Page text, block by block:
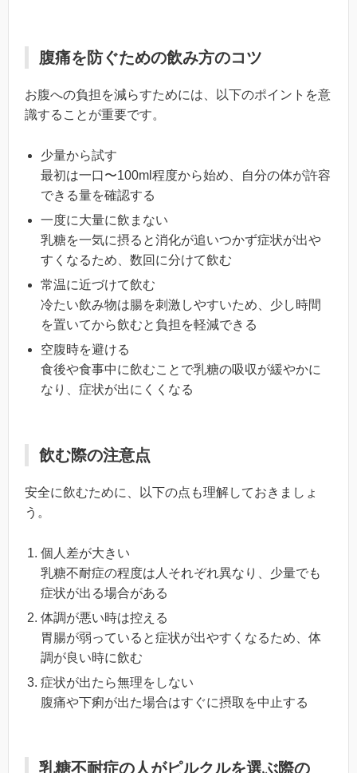
腹痛を防ぐための飲み方のコツ
お腹への負担を減らすためには、以下のポイントを意
識することが重要です。
少量から試す
最初は一口〜100ml程度から始め、自分の体が許容
できる量を確認する
一度に大量に飲まない
乳糖を一気に摂ると消化が追いつかず症状が出や
すくなるため、数回に分けて飲む
常温に近づけて飲む
冷たい飲み物は腸を刺激しやすいため、少し時間
を置いてから飲むと負担を軽減できる
空腹時を避ける
食後や食事中に飲むことで乳糖の吸収が緩やかに
なり、症状が出にくくなる
飲む際の注意点
安全に飲むために、以下の点も理解しておきましょ
う。
個人差が大きい
乳糖不耐症の程度は人それぞれ異なり、少量でも
症状が出る場合がある
体調が悪い時は控える
胃腸が弱っていると症状が出やすくなるため、体
調が良い時に飲む
症状が出たら無理をしない
腹痛や下痢が出た場合はすぐに摂取を中止する
乳糖不耐症の人がピルクルを選ぶ際の